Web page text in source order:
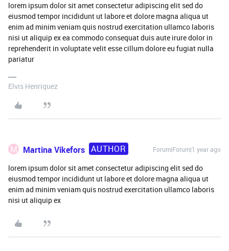
lorem ipsum dolor sit amet consectetur adipiscing elit sed do
eiusmod tempor incididunt ut labore et dolore magna aliqua ut
enim ad minim veniam quis nostrud exercitation ullamco laboris
nisi ut aliquip ex ea commodo consequat duis aute irure dolor in
reprehenderit in voluptate velit esse cillum dolore eu fugiat nulla
pariatur
Elvis Henriquez
M Martina Vikefors AUTHOR Forum|Forum|1 year ago
lorem ipsum dolor sit amet consectetur adipiscing elit sed do
eiusmod tempor incididunt ut labore et dolore magna aliqua ut
enim ad minim veniam quis nostrud exercitation ullamco laboris
nisi ut aliquip ex